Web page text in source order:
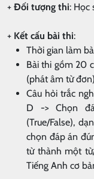
+ Đối tượng thi: Học
+ Kết cấu bài thi:
Thời gian làm
Bài thi gồm 20
(phát âm từ
Câu hỏi trắc
D -> Chọn
(True/False),
chọn đáp án
từ thành một
Tiếng Anh cơ